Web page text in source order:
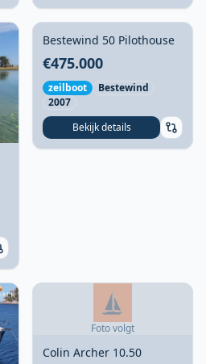
Foto niet beschikbaar
Bestewind 50 Pilothouse
€475.000
zeilboot
Bestewind
2007
Bekijk details
Foto volgt
Colin Archer 10.50